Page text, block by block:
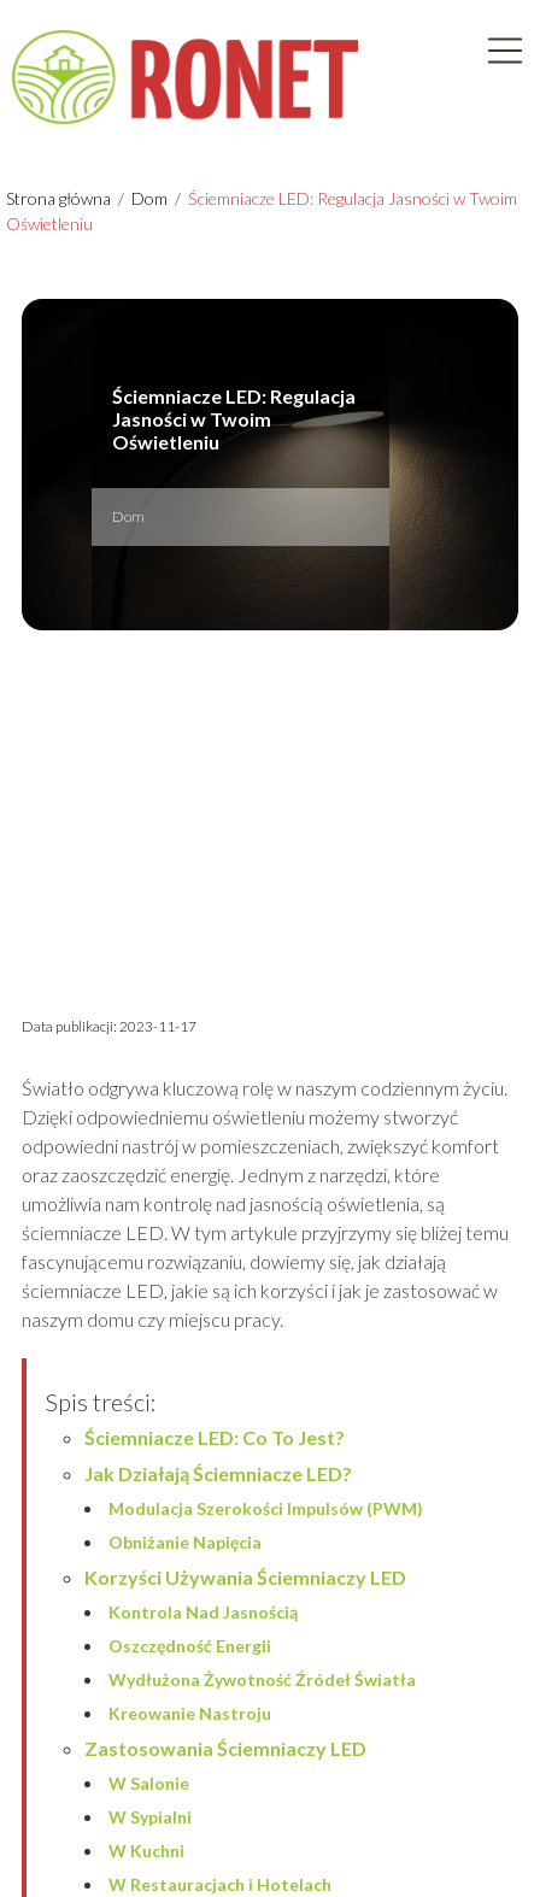
Strona główna / Dom / Ściemniacze LED: Regulacja Jasności w Twoim
Oświetleniu
Ściemniacze LED: Regulacja
Jasności w Twoim
Oświetleniu
Dom
Data publikacji: 2023-11-17
Światło odgrywa kluczową rolę w naszym codziennym życiu.
Dzięki odpowiedniemu oświetleniu możemy stworzyć
odpowiedni nastrój w pomieszczeniach, zwiększyć komfort
oraz zaoszczędzić energię. Jednym z narzędzi, które
umożliwia nam kontrolę nad jasnością oświetlenia, są
ściemniacze LED. W tym artykule przyjrzymy się bliżej temu
fascynującemu rozwiązaniu, dowiemy się, jak działają
ściemniacze LED, jakie są ich korzyści i jak je zastosować w
naszym domu czy miejscu pracy.
Spis treści:
Ściemniacze LED: Co To Jest?
Jak Działają Ściemniacze LED?
Modulacja Szerokości Impulsów (PWM)
Obniżanie Napięcia
Korzyści Używania Ściemniaczy LED
Kontrola Nad Jasnością
Oszczędność Energii
Wydłużona Żywotność Źródeł Światła
Kreowanie Nastroju
Zastosowania Ściemniaczy LED
W Salonie
W Sypialni
W Kuchni
W Restauracjach i Hotelach